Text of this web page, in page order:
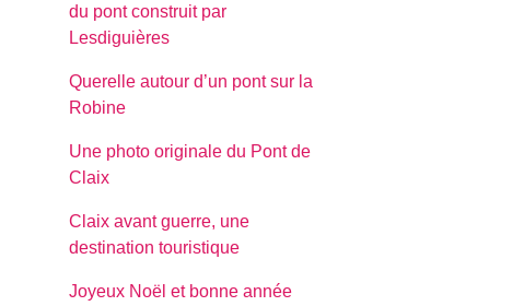
du pont construit par
Lesdiguières
Querelle autour d’un pont sur la
Robine
Une photo originale du Pont de
Claix
Claix avant guerre, une
destination touristique
Joyeux Noël et bonne année